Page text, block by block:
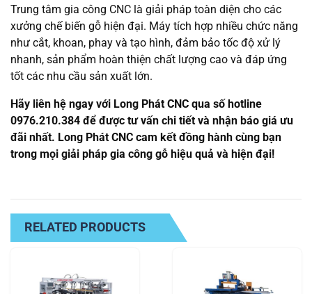
Trung tâm gia công CNC là giải pháp toàn diện cho các
xưởng chế biến gỗ hiện đại. Máy tích hợp nhiều chức năng
như cắt, khoan, phay và tạo hình, đảm bảo tốc độ xử lý
nhanh, sản phẩm hoàn thiện chất lượng cao và đáp ứng
tốt các nhu cầu sản xuất lớn.
Hãy liên hệ ngay với Long Phát CNC qua số hotline
0976.210.384 để được tư vấn chi tiết và nhận báo giá ưu
đãi nhất. Long Phát CNC cam kết đồng hành cùng bạn
trong mọi giải pháp gia công gỗ hiệu quả và hiện đại!
RELATED PRODUCTS